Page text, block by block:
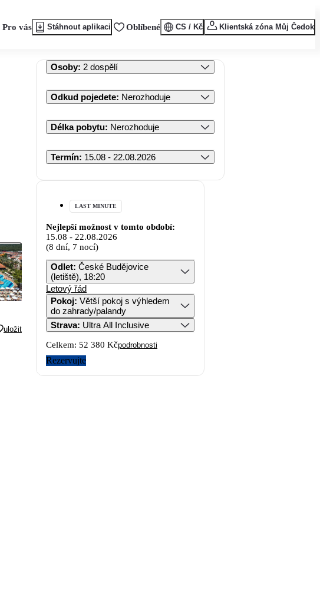
Pro vás Stáhnout aplikaci Oblíbené CS / Kč Klientská zóna Můj Čedok
uložit
Osoby: 2 dospělí
Odkud pojedete: Nerozhoduje
Délka pobytu: Nerozhoduje
Termín: 15.08 - 22.08.2026
LAST MINUTE
Nejlepší možnost v tomto období:
15.08 - 22.08.2026
(8 dní, 7 nocí)
Odlet: České Budějovice
(letiště), 18:20
Letový řád
Pokoj: Větší pokoj s výhledem
do zahrady/palandy
Strava: Ultra All Inclusive
Celkem: 52 380 Kčpodrobnosti
Rezervujte